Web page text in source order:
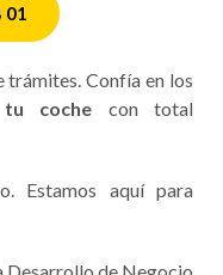
trámites. Confía en los
coche con total
Estamos aquí para
de Negocio